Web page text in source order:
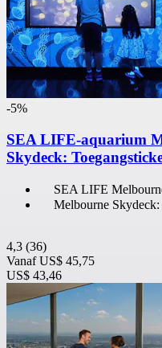
-5%
SEA LIFE-aquarium
Skydeck:
SEA LIFE
Melbourne
4,3 (36)
Vanaf US$ 45,75
US$ 43,46